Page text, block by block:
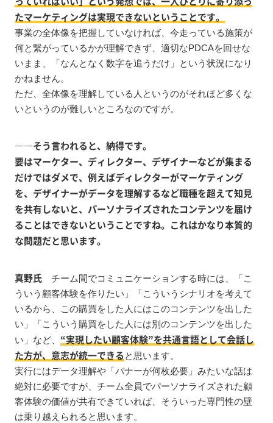
たマーケティングは実現できないということです。
事業の全体像を把握していなければ、今走っている施策が
何と繋がっているかが理解できず、適切なPDCAを回せな
いまま、「なんとなく数字を追うだけ」という状況になり
かねません。
ただ、全体像を理解している人というのがそれほど多くな
いというのが難しいところなのですが。
――そう言われると、納得です。
要はマーケター、ディレクター、デザイナーなどが集まる
だけではダメで、例えばディレクターがマーケティング
を、デザイナーがデータを理解するなど職種を超えて知見
を共有しないと、パーソナライズされたコンテンツを届け
ることはできないということですね。これはかなり本質的
な問題だと思います。
真野氏チーム間でコミュニケーションする時には、「こ
ういう顧客体験を作りたい」「こういうシナリオを考えて
いるから、この購買をした人にはこのコンテンツを出した
い」「こういう購買をした人には別のコンテンツを出した
い」など、 “実現したい顧客体験”を共通言語として会話し
た方が、意志が統一できる と思います。
実行にはデータ理解や「バナーが何枚必要」みたいな話は
絶対に必要ですが、チーム全員でパーソナライズされた顧
客体験の価値が共有できていれば、そういった専門性の壁
は乗り越えられると思います。